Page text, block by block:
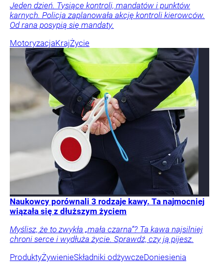
Jeden dzień. Tysiące kontroli, mandatów i punktów
karnych. Policja zaplanowała akcję kontroli kierowców.
Od rana posypią się mandaty.
MotoryzacjaKrajŻycie
Naukowcy porównali 3 rodzaje kawy. Ta najmocniej
wiązała się z dłuższym życiem
Myślisz, że to zwykła „mała czarna”? Ta kawa najsilniej
chroni serce i wydłuża życie. Sprawdź, czy ją pijesz.
ProduktyŻywienieSkładniki odżywczeDoniesienia